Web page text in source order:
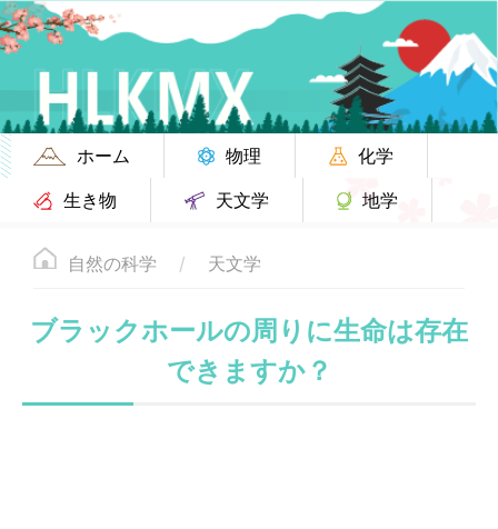
ホーム 物理
化学
生き物
天文学 地学
自然の科学 天文学
ブラックホールの周りに生命は存在
できますか？